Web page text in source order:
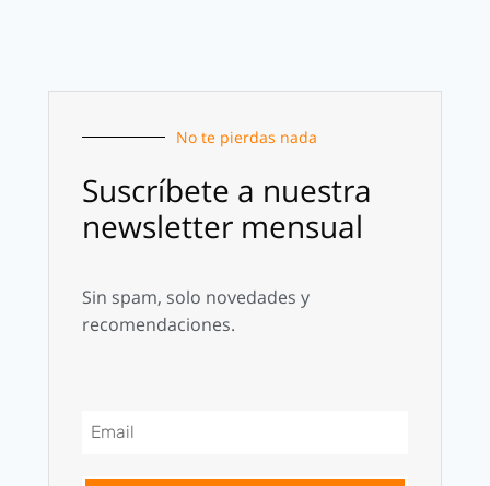
No te pierdas nada
Suscríbete a nuestra
newsletter mensual
Sin spam, solo novedades y
recomendaciones.